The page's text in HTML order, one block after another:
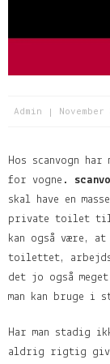
Admin
Hos scanvogn
for vogne.
skal have en
private toilet til
kan også være,
toilettet,
det jo også
man kan bruge i
Har man stadig
aldrig rigtig